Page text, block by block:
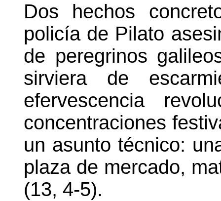
Dos hechos
policía de Pilato
de peregrinos
sirviera de
efervescencia
concentraciones
un asunto técnico:
plaza de mercado,
(13, 4-5).